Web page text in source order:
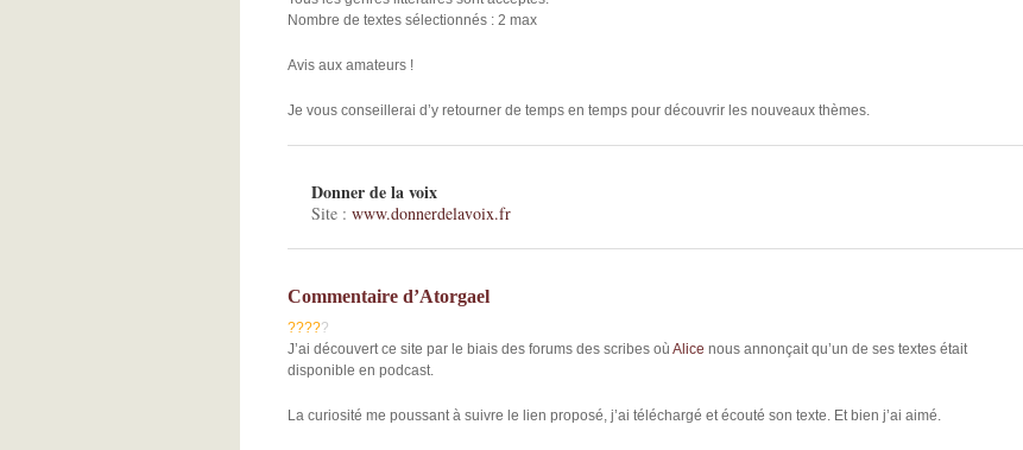
Nombre de textes sélectionnés : 2 max
Avis aux amateurs !
Je vous conseillerai d’y retourner de temps en temps pour découvrir les nouveaux thèmes.
Donner de la voix
Site : www.donnerdelavoix.fr
Commentaire d’Atorgael
?????
J’ai découvert ce site par le biais des forums des scribes où Alice nous annonçait qu’un de ses textes était
disponible en podcast.
La curiosité me poussant à suivre le lien proposé, j’ai téléchargé et écouté son texte. Et bien j’ai aimé.